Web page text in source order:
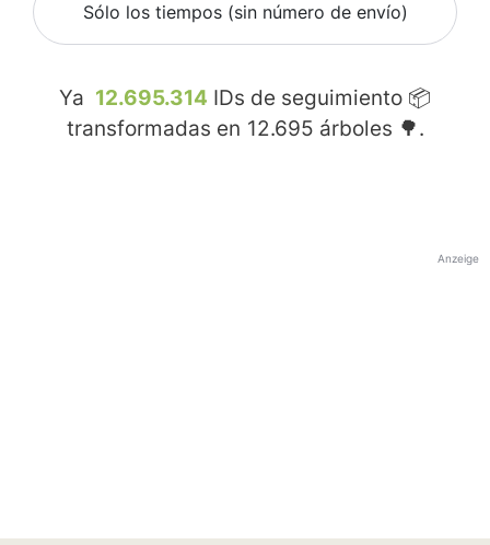
Sólo los tiempos (sin número de envío)
Ya 12.695.314 IDs de seguimiento 📦
transformadas en 12.695 árboles 🌳.
Anzeige